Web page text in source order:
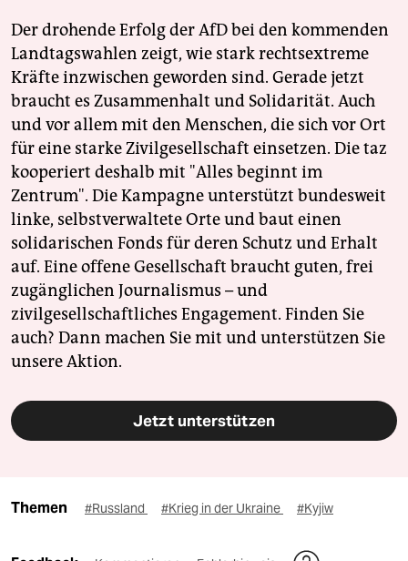
Der drohende Erfolg der AfD bei den kommenden
Landtagswahlen zeigt, wie stark rechtsextreme
Kräfte inzwischen geworden sind. Gerade jetzt
braucht es Zusammenhalt und Solidarität. Auch
und vor allem mit den Menschen, die sich vor Ort
für eine starke Zivilgesellschaft einsetzen. Die taz
kooperiert deshalb mit "Alles beginnt im
Zentrum". Die Kampagne unterstützt bundesweit
linke, selbstverwaltete Orte und baut einen
solidarischen Fonds für deren Schutz und Erhalt
auf. Eine offene Gesellschaft braucht guten, frei
zugänglichen Journalismus – und
zivilgesellschaftliches Engagement. Finden Sie
auch? Dann machen Sie mit und unterstützen Sie
unsere Aktion.
Jetzt unterstützen
Themen #Russland #Krieg in der Ukraine #Kyjiw